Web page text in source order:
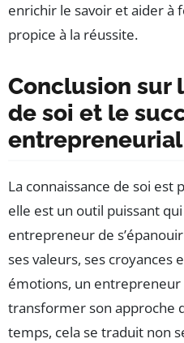
enrichir le savoir et aider à
propice à la réussite.
Conclusion sur
de soi et le
entrepreneurial
La connaissance de soi est
elle est un outil puissant
entrepreneur de
ses valeurs, ses croyances
émotions, un
transformer son approche
temps, cela se traduit non